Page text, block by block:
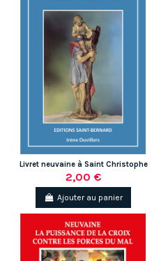
Livret neuvaine à Saint Christophe
2,00 €
Ajouter au panier